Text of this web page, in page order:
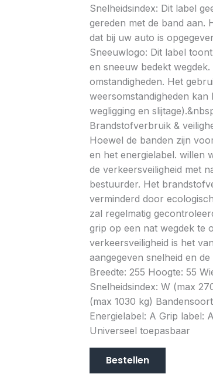
Snelheidsindex: Dit label
gereden met de band aan.
dat bij uw auto is
Sneeuwlogo: Dit label
en sneeuw bedekt
omstandigheden. Het
weersomstandigheden
wegligging en
Brandstofverbruik &
Hoewel de banden zijn
en het energielabel. willen
de verkeersveiligheid met
bestuurder. Het
verminderd door
zal regelmatig
grip op een nat wegdek te
verkeersveiligheid is het
aangegeven snelheid en
Breedte: 255 Hoogte: 55
Snelheidsindex: W (max
(max 1030 kg)
Energielabel: A Grip label:
Universeel toepasbaar
Bestellen